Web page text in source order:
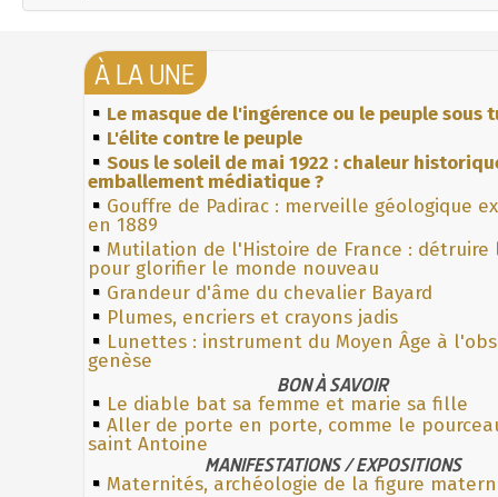
À LA UNE
Le masque de l'ingérence ou le peuple sous
L'élite contre le peuple
Sous le soleil de mai 1922 : chaleur
emballement médiatique ?
Gouffre de Padirac : merveille géologique
en 1889
Mutilation de l'Histoire de France : détruire
pour glorifier le monde nouveau
Grandeur d'âme du chevalier Bayard
Plumes, encriers et crayons jadis
Lunettes : instrument du Moyen Âge à
genèse
BON À SAVOIR
Le diable bat sa femme et marie sa fille
Aller de porte en porte, comme le
saint Antoine
MANIFESTATIONS / EXPOSITIONS
Maternités, archéologie de la figure